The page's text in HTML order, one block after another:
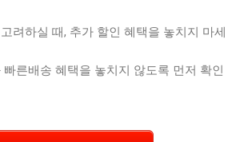
려하실 때, 추가 할인 혜택을 놓치지 마세
른배송 혜택을 놓치지 않도록 먼저 확인